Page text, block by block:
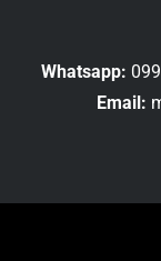
Whatsapp:
Email: